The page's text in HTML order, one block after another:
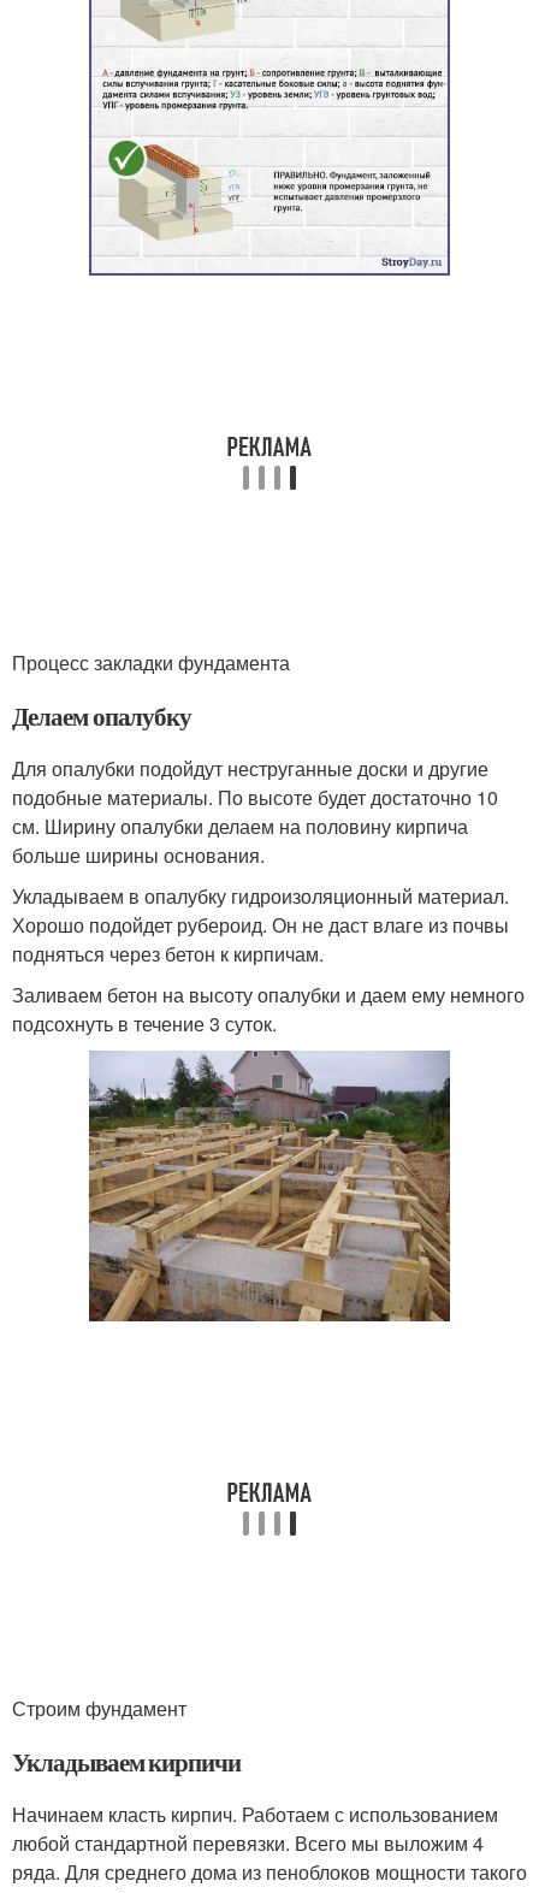
Процесс закладки фундамента
Делаем опалубку
Для опалубки подойдут неструганные доски и другие
подобные материалы. По высоте будет достаточно 10
см. Ширину опалубки делаем на половину кирпича
больше ширины основания.
Укладываем в опалубку гидроизоляционный материал.
Хорошо подойдет рубероид. Он не даст влаге из почвы
подняться через бетон к кирпичам.
Заливаем бетон на высоту опалубки и даем ему немного
подсохнуть в течение 3 суток.
Строим фундамент
Укладываем кирпичи
Начинаем класть кирпич. Работаем с использованием
любой стандартной перевязки. Всего мы выложим 4
ряда. Для среднего дома из пеноблоков мощности такого